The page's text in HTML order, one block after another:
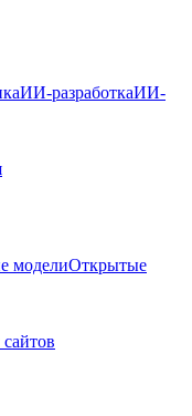
ИИ-разработкаИИ-
моделиОткрытые